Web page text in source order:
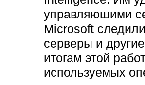
управляющими
Microsoft
серверы и
итогам этой
используемых